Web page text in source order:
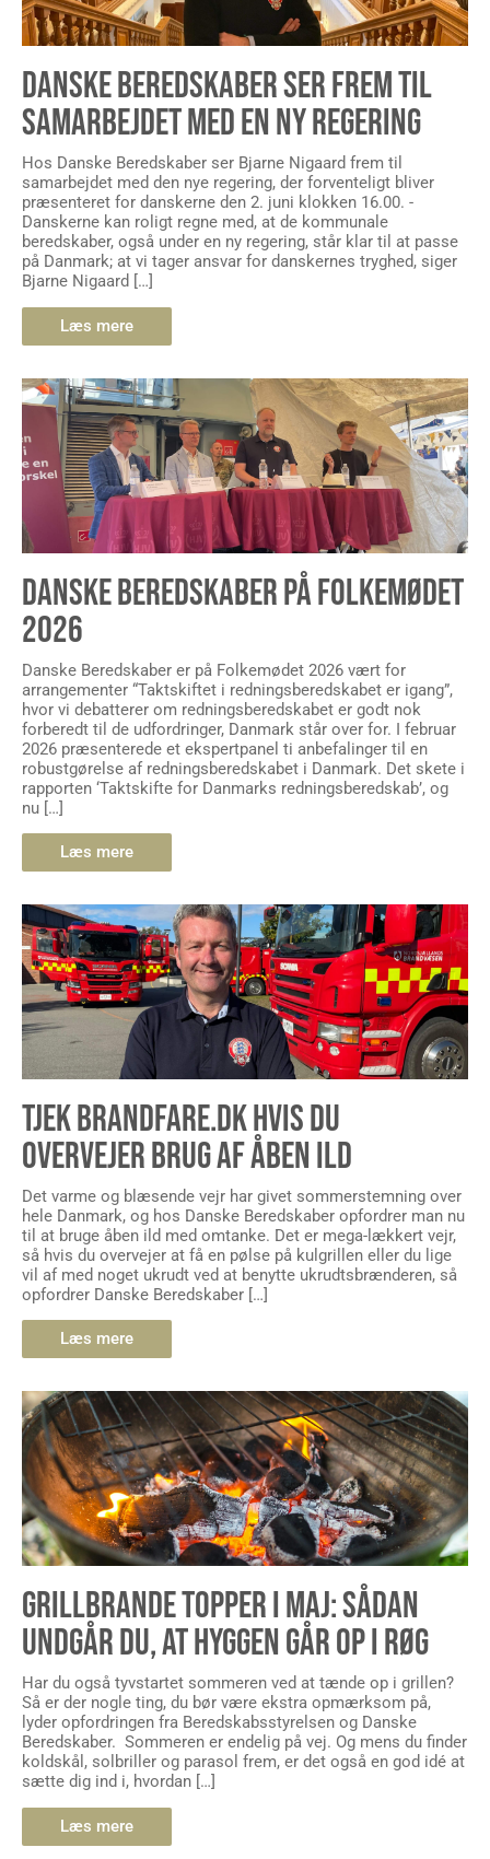
DANSKE BEREDSKABER SER FREM TIL
SAMARBEJDET MED EN NY REGERING
Hos Danske Beredskaber ser Bjarne Nigaard frem til
samarbejdet med den nye regering, der forventeligt bliver
præsenteret for danskerne den 2. juni klokken 16.00. -
Danskerne kan roligt regne med, at de kommunale
beredskaber, også under en ny regering, står klar til at passe
på Danmark; at vi tager ansvar for danskernes tryghed, siger
Bjarne Nigaard […]
Læs mere
DANSKE BEREDSKABER PÅ FOLKEMØDET
2026
Danske Beredskaber er på Folkemødet 2026 vært for
arrangementer “Taktskiftet i redningsberedskabet er igang”,
hvor vi debatterer om redningsberedskabet er godt nok
forberedt til de udfordringer, Danmark står over for. I februar
2026 præsenterede et ekspertpanel ti anbefalinger til en
robustgørelse af redningsberedskabet i Danmark. Det skete i
rapporten ‘Taktskifte for Danmarks redningsberedskab’, og
nu […]
Læs mere
TJEK BRANDFARE.DK HVIS DU
OVERVEJER BRUG AF ÅBEN ILD
Det varme og blæsende vejr har givet sommerstemning over
hele Danmark, og hos Danske Beredskaber opfordrer man nu
til at bruge åben ild med omtanke. Det er mega-lækkert vejr,
så hvis du overvejer at få en pølse på kulgrillen eller du lige
vil af med noget ukrudt ved at benytte ukrudtsbrænderen, så
opfordrer Danske Beredskaber […]
Læs mere
GRILLBRANDE TOPPER I MAJ: SÅDAN
UNDGÅR DU, AT HYGGEN GÅR OP I RØG
Har du også tyvstartet sommeren ved at tænde op i grillen?
Så er der nogle ting, du bør være ekstra opmærksom på,
lyder opfordringen fra Beredskabsstyrelsen og Danske
Beredskaber. Sommeren er endelig på vej. Og mens du finder
koldskål, solbriller og parasol frem, er det også en god idé at
sætte dig ind i, hvordan […]
Læs mere